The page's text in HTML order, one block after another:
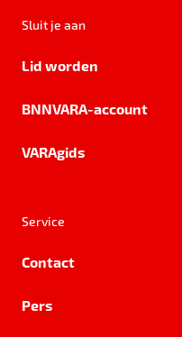
Sluit je aan
Lid worden
BNNVARA-account
VARAgids
Service
Contact
Pers